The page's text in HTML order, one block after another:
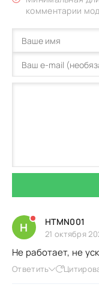
комментарии
H HTMN001
21 октября
Не работает, не
Ответить